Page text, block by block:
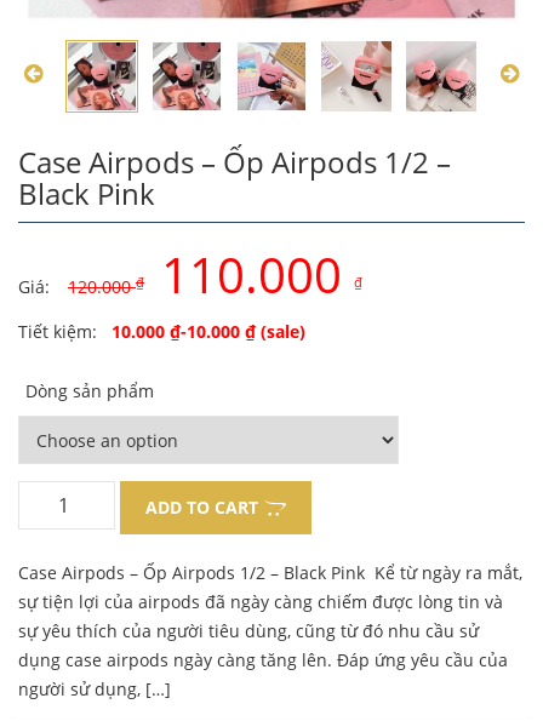
Case Airpods – Ốp Airpods 1/2 –
Black Pink
Giá: 120.000₫
Original
price
was:
120.000 ₫.
110.000 ₫
Current
price
is:
110.000 ₫.
Tiết kiệm: 10.000 ₫-10.000 ₫ (sale)
Dòng sản phẩm
ADD TO CART
Case Airpods – Ốp Airpods 1/2 – Black Pink Kể từ ngày ra mắt,
sự tiện lợi của airpods đã ngày càng chiếm được lòng tin và
sự yêu thích của người tiêu dùng, cũng từ đó nhu cầu sử
dụng case airpods ngày càng tăng lên. Đáp ứng yêu cầu của
người sử dụng, […]